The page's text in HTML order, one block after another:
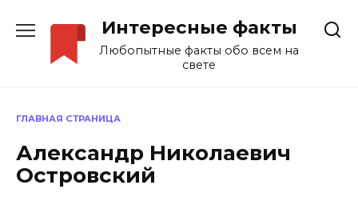
содержанию
Интересные факты
Любопытные факты обо всем на
свете
ГЛАВНАЯ СТРАНИЦА
Александр Николаевич
Островский